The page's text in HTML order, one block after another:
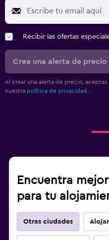
Recibir las ofertas
Crea una alerta de precio
Al crear una alerta de precio, aceptas
nuestra política de privacidad.
Encuentra
para tu
Otras ciudades